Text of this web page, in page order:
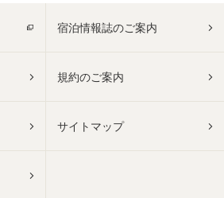
宿泊情報誌のご案内
規約のご案内
サイトマップ